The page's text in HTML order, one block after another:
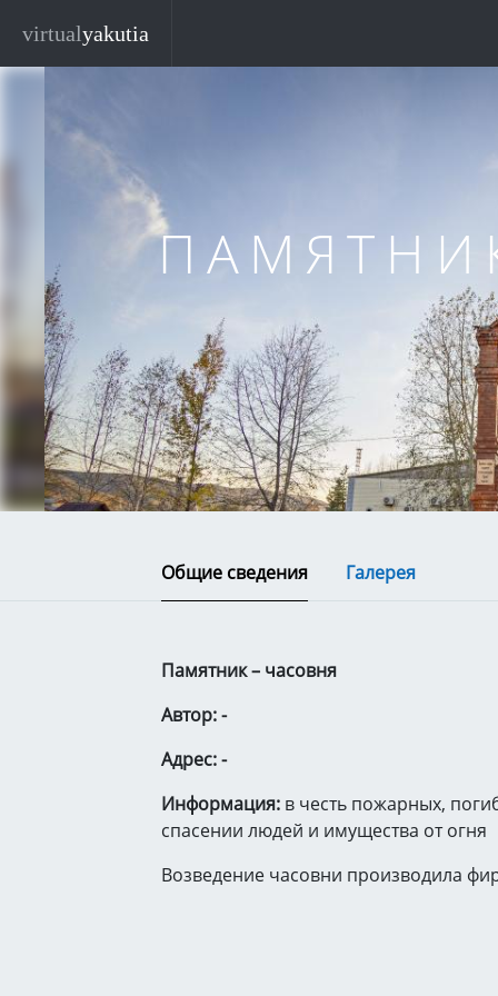
virtualyakutia
Общие сведения Галерея
Памятник – часовня
Автор: -
Адрес: -
Информация: в честь пожарных,
спасении людей и имущества от огня
Возведение часовни производила